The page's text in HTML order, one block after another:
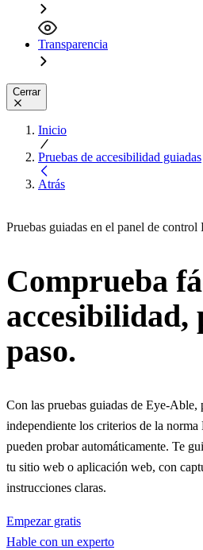
Transparencia
Cerrar
Inicio
Pruebas de accesibilidad guiadas
Atrás
Pruebas guiadas en el panel de
Comprueba
accesibilidad,
paso.
Con las pruebas guiadas de Eye-Able,
independiente los criterios de la
pueden probar automáticamente. Te
tu sitio web o aplicación web, con
instrucciones claras.
Empezar gratis
Hable con un experto